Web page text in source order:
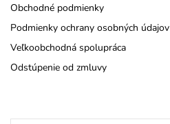
Obchodné podmienky
Podmienky ochrany osobných údajov
Veľkoobchodná spolupráca
Odstúpenie od zmluvy